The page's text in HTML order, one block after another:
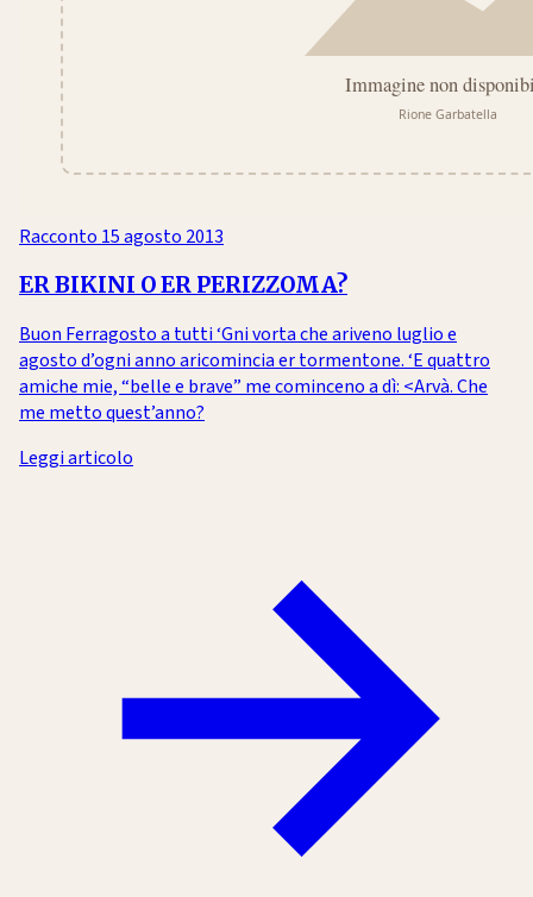
Racconto 15 agosto 2013
ER BIKINI O ER PERIZZOMA?
Buon Ferragosto a tutti ‘Gni vorta che ariveno luglio e
agosto d’ogni anno aricomincia er tormentone. ‘E quattro
amiche mie, “belle e brave” me cominceno a dì: <Arvà. Che
me metto quest’anno?
Leggi articolo